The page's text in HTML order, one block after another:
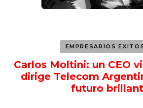
EMPRESARIOS
Carlos Moltini: un CEO
dirige Telecom
futuro